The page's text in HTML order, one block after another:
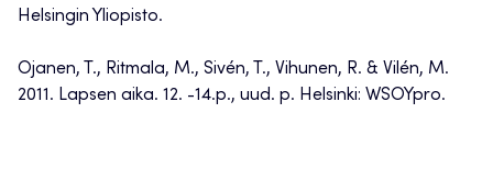
Helsingin Yliopisto.
Ojanen, T., Ritmala, M., Sivén, T., Vihunen, R. & Vilén, M.
2011. Lapsen aika. 12. -14.p., uud. p. Helsinki: WSOYpro.